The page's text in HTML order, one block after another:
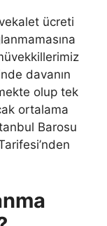
ücreti
davanın
olup tek
ortalama
Barosu